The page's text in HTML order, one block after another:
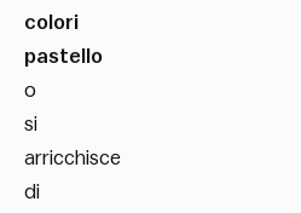
colori
pastello
o
si
arricchisce
di